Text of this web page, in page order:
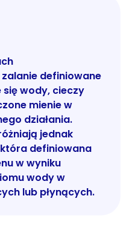
definiowane
wody, cieczy
mienie w
działania.
jednak
definiowana
w wyniku
wody w
lub płynących.